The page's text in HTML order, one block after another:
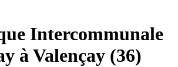
Intercommunale
à Valençay (36)